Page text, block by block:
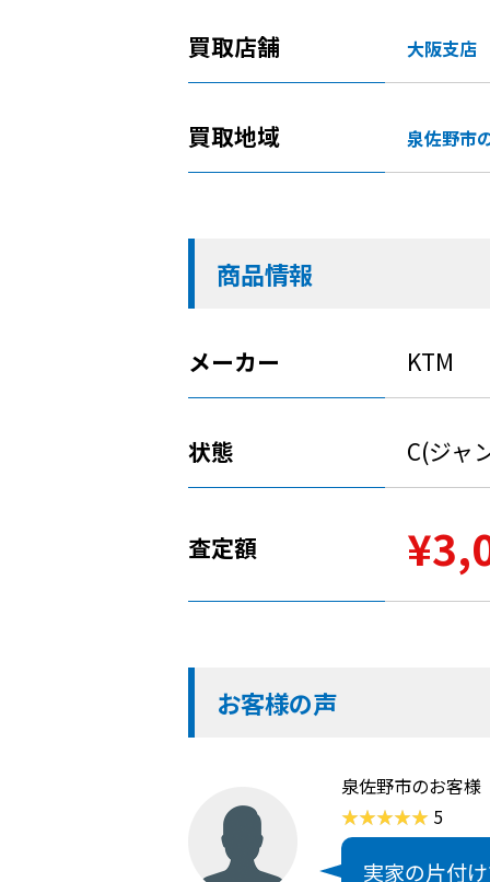
買取店舗 大阪支店
買取地域 泉佐野市
商品情報
メーカー KTM
状態 C(ジャ
査定額
お客様の声
泉佐野市のお客様
5
実家の片付